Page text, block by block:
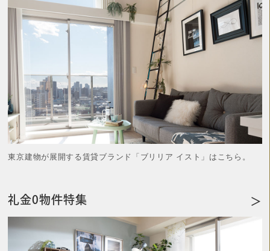
東京建物が展開する賃貸ブランド「ブリリア イスト」はこちら。
礼金0物件特集 ＞